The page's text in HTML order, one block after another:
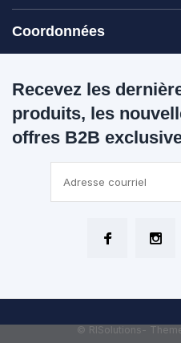
Coordonnées
Recevez les
produits, les
offres B2B
© RISolutions-